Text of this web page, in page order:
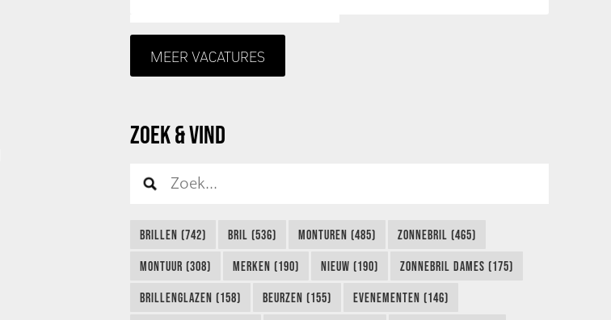
MEER VACATURES
ZOEK & VIND
BRILLEN (742) BRIL (536) MONTUREN (485) ZONNEBRIL (465)
MONTUUR (308) MERKEN (190) NIEUW (190) ZONNEBRIL DAMES (175)
BRILLENGLAZEN (158) BEURZEN (155) EVENEMENTEN (146)